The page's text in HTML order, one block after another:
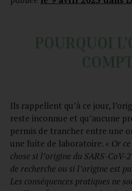
POURQUOI
Ils rappellent qu’à ce jour,
reste inconnue et qu’aucune
permis de trancher entre une
une fuite de laboratoire. « Or
chose si l’origine du SARS-CoV-
de recherche ou si l’origine est
Les conséquences pratiques ne